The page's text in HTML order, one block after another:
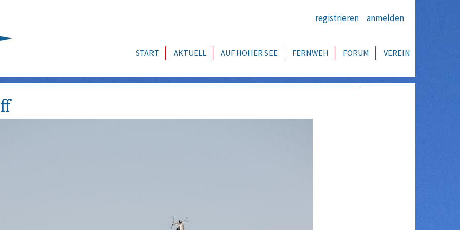
registrieren anmelden
START AKTUELL AUF HOHER SEE FERNWEH FORUM VEREIN